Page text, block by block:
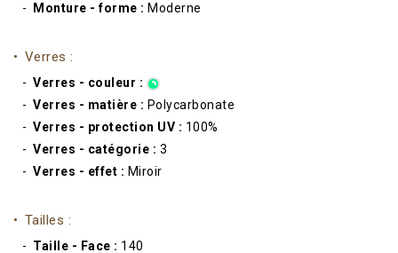
Monture - forme : Moderne
Verres :
Verres - couleur :
Verres - matière : Polycarbonate
Verres - protection UV : 100%
Verres - catégorie : 3
Verres - effet : Miroir
Tailles :
Taille - Face : 140